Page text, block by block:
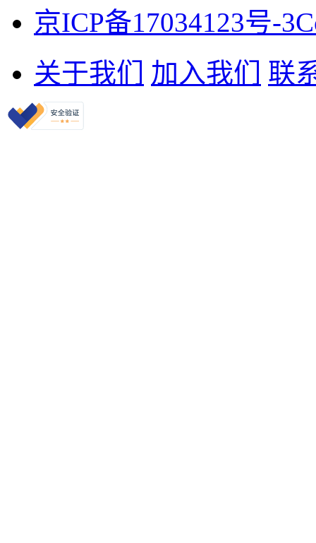
京ICP备17034123号-3
关于我们
加入我们 联